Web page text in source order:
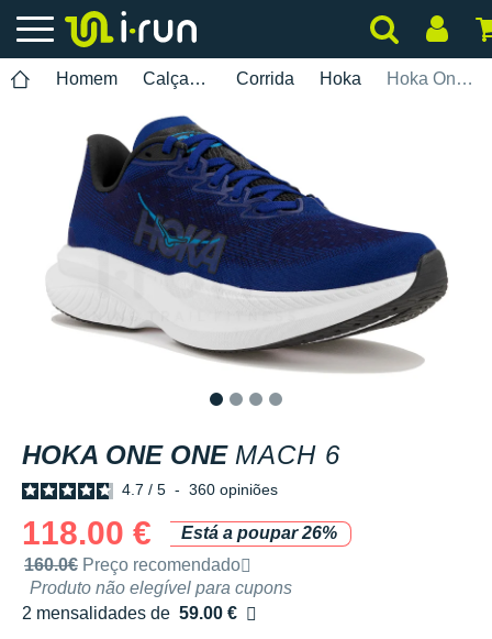
Homem Calçados Corrida Hoka Hoka One One Mach 6
HOKA ONE ONE MACH 6
4.7 / 5 - 360 opiniões
118.00 €
Está a poupar 26%
Preço de venda recomendado pela marca
160.0€ Preço recomendado
Produto não elegível para cupons
2 mensalidades de 59.00 €
sem custos